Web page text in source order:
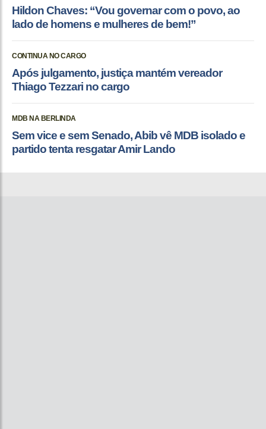
Hildon Chaves: “Vou governar com o povo, ao
lado de homens e mulheres de bem!”
CONTINUA NO CARGO
Após julgamento, justiça mantém vereador
Thiago Tezzari no cargo
MDB NA BERLINDA
Sem vice e sem Senado, Abib vê MDB isolado e
partido tenta resgatar Amir Lando